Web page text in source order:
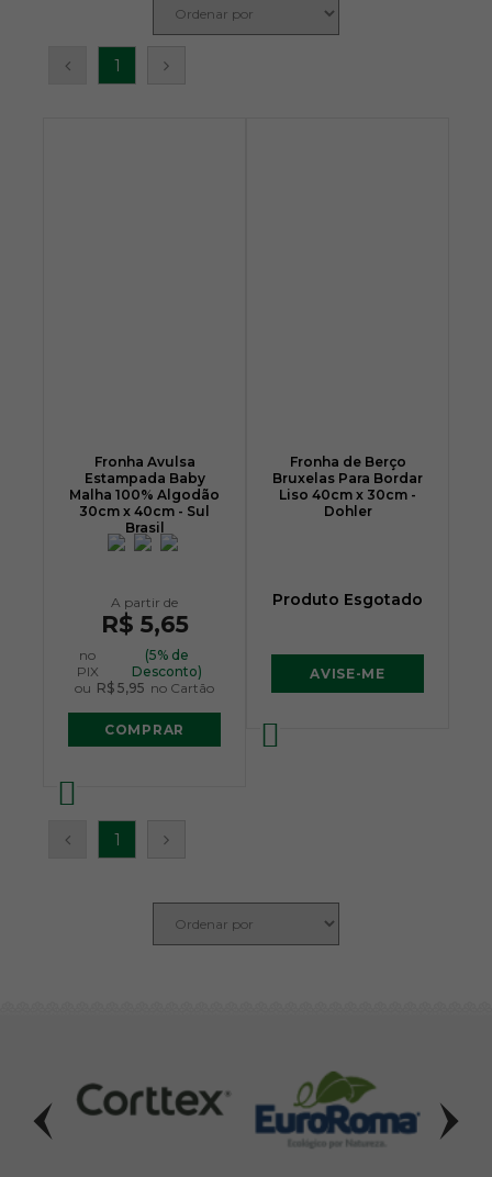
1
Fronha Avulsa
Estampada Baby
Malha 100% Algodão
30cm x 40cm - Sul
Brasil
R$ 5,65
no
PIX
(5% de
Desconto)
ou R$ 5,95 no Cartão
COMPRAR
Fronha de Berço
Bruxelas Para Bordar
Liso 40cm x 30cm -
Dohler
Produto Esgotado
AVISE-ME
1